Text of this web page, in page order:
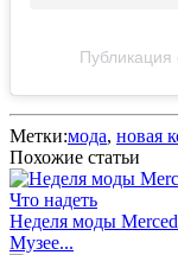
Метки:мода, новая
Похожие статьи
Что надеть
Неделя моды
Музее...